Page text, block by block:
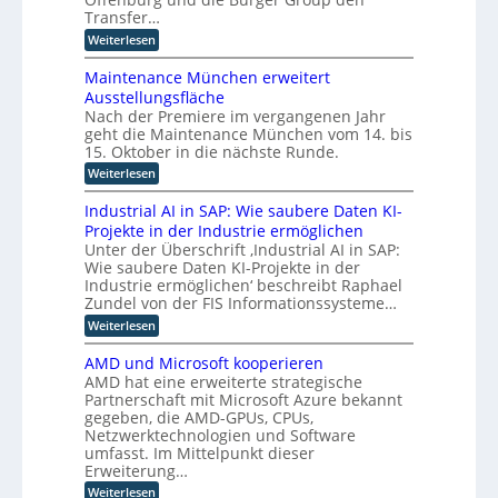
l
i
g
e
n
z
z
u
o
p
t
i
m
i
e
r
t
n
L
o
g
s
t
t
r
i
z
u
e
r
t
i
f
z
i
e
r
u
n
g
s
v
e
r
a
h
r
e
n
e
4
.
0
r
c
h
t
e
t
F
k
u
s
a
u
f
i
n
d
u
t
r
i
e
l
l
e
K
t
r
i
e
l
l
e
K
I
E
n
t
w
i
c
l
u
n
g
u
d
r
e
a
l
e
n
B
e
Transfer…
Weiterlesen:
S
i
f
u
n
g
f
ü
r
h
u
m
a
n
o
i
d
e
R
o
b
o
t
i
k
u
n
Maintenance München erweitert
Ausstellungsfläche
Nach der Premiere im vergangenen Jahr
geht die Maintenance München vom 14. bis
15. Oktober in die nächste Runde.
Weiterlesen:
M
a
i
n
t
e
n
a
n
c
e
M
ü
n
c
h
e
n
e
r
Industrial AI in SAP: Wie saubere Daten KI-
Projekte in der Industrie ermöglichen
Unter der Überschrift ‚Industrial AI in SAP:
Wie saubere Daten KI-Projekte in der
Industrie ermöglichen‘ beschreibt Raphael
Zundel von der FIS Informationssysteme…
Weiterlesen:
I
n
d
u
s
t
r
i
a
l
AMD und Microsoft kooperieren
AMD hat eine erweiterte strategische
Partnerschaft mit Microsoft Azure bekannt
gegeben, die AMD-GPUs, CPUs,
Netzwerktechnologien und Software
umfasst. Im Mittelpunkt dieser
Erweiterung…
Weiterlesen: